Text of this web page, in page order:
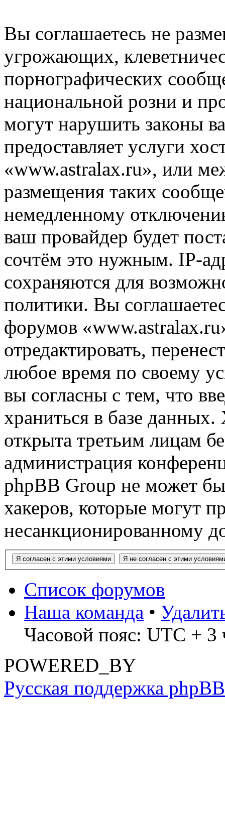
Вы соглашаетесь не
угрожающих,
порнографических
национальной розни и
могут нарушить законы
предоставляет услуги
«www.astralax.ru», или
размещения таких
немедленному
ваш провайдер будет
сочтём это нужным. IP-
сохраняются для
политики. Вы
форумов
отредактировать,
любое время по своему
вы согласны с тем, что
храниться в базе
открыта третьим лицам
администрация
phpBB Group не может
хакеров, которые могут
несанкционированному
Список форумов
Наша команда •
Часовой пояс: UTC + 3
POWERED_BY
Русская поддержка phpBB